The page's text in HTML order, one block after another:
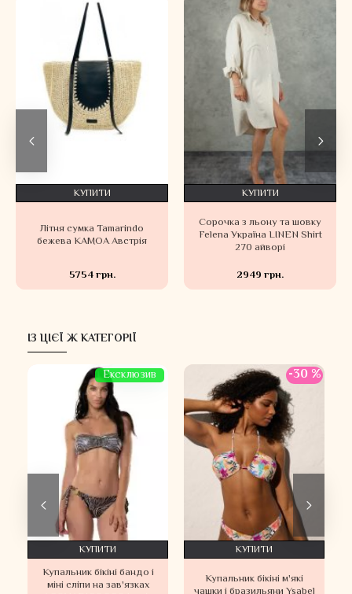
Літня сумка Tamarindo
бежева KAMOA Австрія
5754 грн.
КУПИТИ
Сорочка з льону та шовку
Felena Україна LINEN Shirt
270 айворі
2949 грн.
КУПИТИ
ІЗ ЦІЄЇ Ж КАТЕГОРІЇ
Ексклюзив
Купальник бікіні бандо і
міні сліпи на зав'язках
КУПИТИ
-30 %
Купальник бікіні м'які
КУПИТИ